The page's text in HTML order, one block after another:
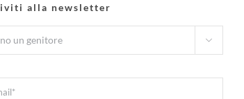
alla newsletter
